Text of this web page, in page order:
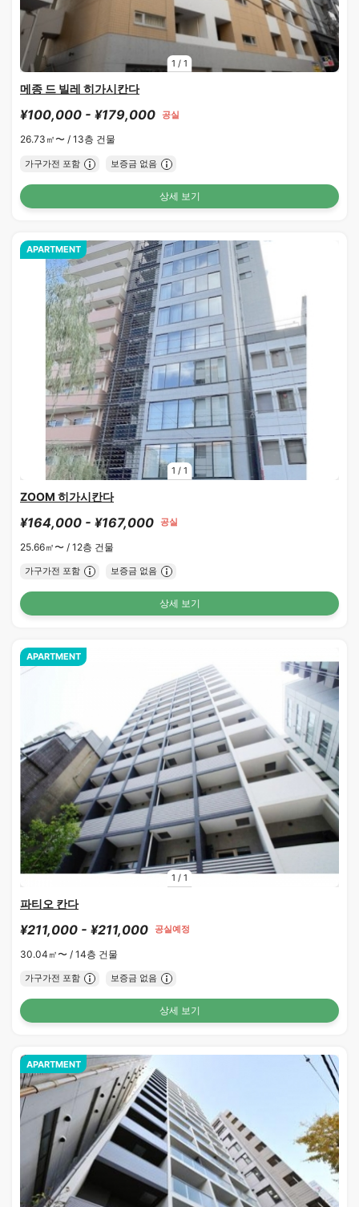
1 / 1
메종 드 빌레 히가시칸다
¥100,000 - ¥179,000 공실
26.73㎡〜 / 13층 건물
가구가전 포함 보증금 없음
상세 보기
1 / 1
APARTMENT
ZOOM 히가시칸다
¥164,000 - ¥167,000 공실
25.66㎡〜 / 12층 건물
가구가전 포함 보증금 없음
상세 보기
1 / 1
APARTMENT
파티오 칸다
¥211,000 - ¥211,000 공실예정
30.04㎡〜 / 14층 건물
가구가전 포함 보증금 없음
상세 보기
APARTMENT